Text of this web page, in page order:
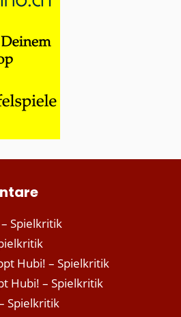
Spielkritik
Hubi! – Spielkritik
Hubi! – Spielkritik
Spielkritik